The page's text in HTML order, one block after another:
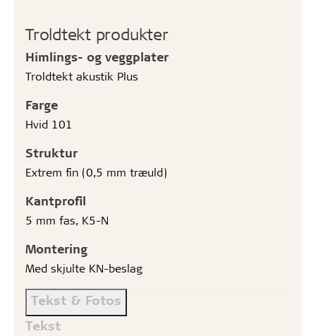
Troldtekt produkter
Himlings- og veggplater
Troldtekt akustik Plus
Farge
Hvid 101
Struktur
Extrem fin (0,5 mm træuld)
Kantprofil
5 mm fas, K5-N
Montering
Med skjulte KN-beslag
Tekst & Fotos
Tekst